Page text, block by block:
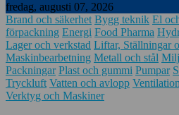
fredag, augusti 07, 2026
Brand och säkerhet Bygg teknik El
förpackning Energi Food Pharma
Lager och verkstad Liftar, Ställningar
Maskinbearbetning Metall och stål
Packningar Plast och gummi Pumpar
Tryckluft Vatten och avlopp Ventilation
Verktyg och Maskiner